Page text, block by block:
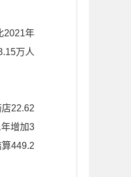
2021年
万人
22.62
增加3
449.2